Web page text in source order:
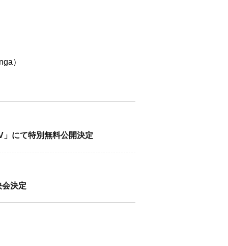
）
にて特別無料公開決定
決定